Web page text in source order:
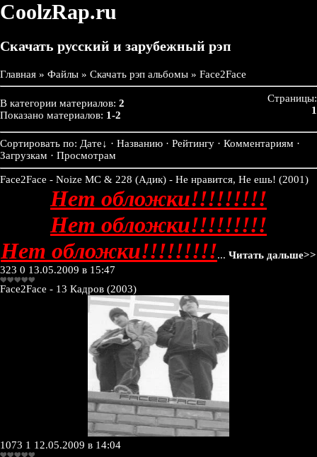
CoolzRap.ru
Скачать русский и зарубежный рэп
Главная » Файлы » Скачать рэп альбомы » Face2Face
В категории материалов: 2
Показано материалов: 1-2
Страницы:
1
Сортировать по: Дате↓ · Названию · Рейтингу · Комментариям ·
Загрузкам · Просмотрам
Face2Face - Noize MC & 228 (Адик) - Не нравится, Не ешь! (2001)
Нет обложки!!!!!!!!!
Нет обложки!!!!!!!!!
Нет обложки!!!!!!!!!... Читать дальше>>
323 0 13.05.2009 в 15:47
Face2Face - 13 Кадров (2003)
1073 1 12.05.2009 в 14:04